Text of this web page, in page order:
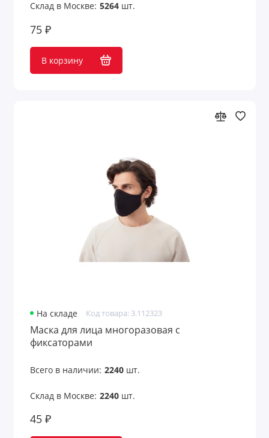
Склад в Москве: 5264шт.
75 ₽
В корзину
На складе Код товара: 3.112323
Маска для лица многоразовая с
фиксаторами
Всего в наличии: 2240шт.
Склад в Москве: 2240шт.
45 ₽